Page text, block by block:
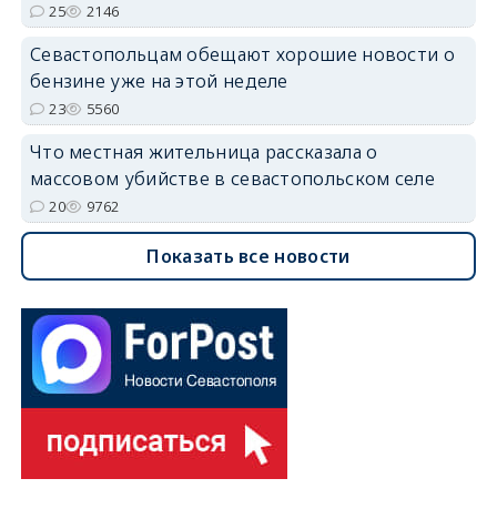
25 2146
Севастопольцам обещают хорошие новости о
бензине уже на этой неделе
23 5560
Что местная жительница рассказала о
массовом убийстве в севастопольском селе
20 9762
Показать все новости